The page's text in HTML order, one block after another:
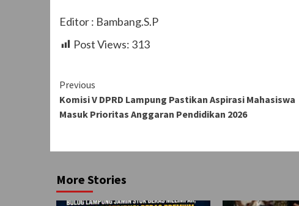
Editor : Bambang.S.P
Post Views: 313
Continue
Reading
Previous
Komisi V DPRD Lampung Pastikan Aspirasi Mahasiswa
Masuk Prioritas Anggaran Pendidikan 2026
More Stories